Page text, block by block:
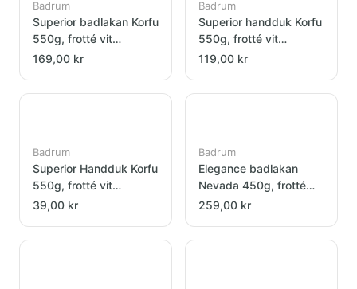
Badrum
Superior badlakan Korfu
550g, frotté vit
100x150cm
169,00 kr
Badrum
Superior handduk Korfu
550g, frotté vit
70x140cm
119,00 kr
Badrum
Superior Handduk Korfu
550g, frotté vit
50x70cm
39,00 kr
Badrum
Elegance badlakan
Nevada 450g, frotté
grå 100x150cm
259,00 kr